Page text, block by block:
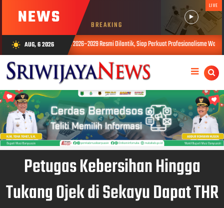
NEWS BREAKING
LIVE
wb_sunny AUG, 6 2026
Masa Bakti 2026–2029 Resmi Dilantik, Siap Perkuat Profesionalisme Wartawan AUG
Petugas Kebersihan Hingga
Tukang Ojek di Sekayu Dapat THR